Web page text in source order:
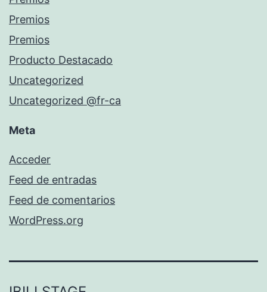
Premios
Premios
Producto Destacado
Uncategorized
Uncategorized @fr-ca
Meta
Acceder
Feed de entradas
Feed de comentarios
WordPress.org